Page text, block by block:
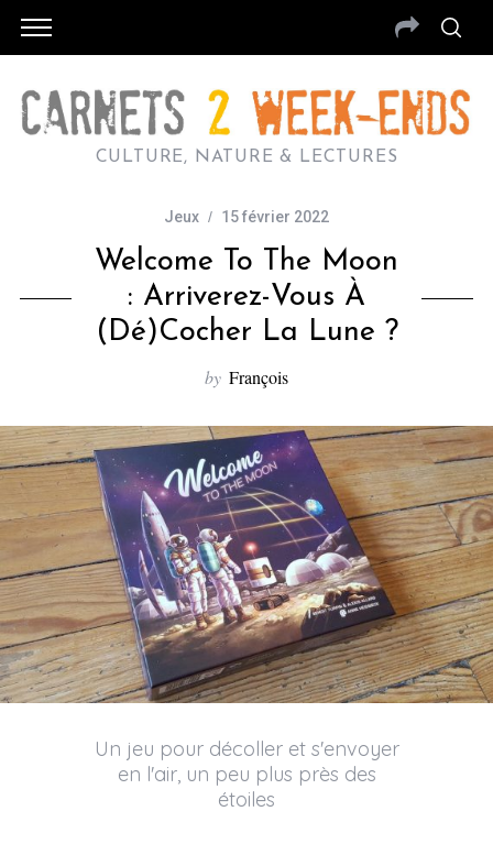
CULTURE, NATURE & LECTURES
Jeux 15 février 2022
Welcome To The Moon
: Arriverez-Vous À
(dé)cocher La Lune ?
by François
Un jeu pour décoller et s'envoyer
en l'air, un peu plus près des
étoiles